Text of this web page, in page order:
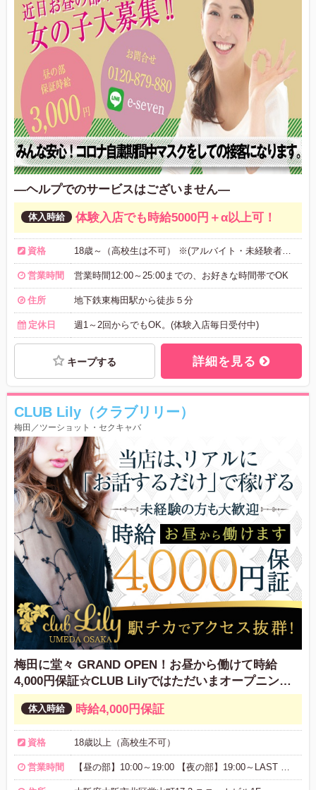
―ヘルプでのサービスはございません―
体験入店でも時給5000円＋α以上可！
資格
営業時間 営業時間12:00～25:00までの、お好きな時間帯でOK
住所 地下鉄東梅田駅から徒歩５分
定休日 週1～2回からでもOK。(体験入店毎日受付中)
キープする 詳細を見る
CLUB Lily（クラブリリー）
梅田／ツーショット・セクキャバ
梅田に堂々 GRAND OPEN！お昼から働けて時給
4,000円保証☆CLUB Lilyではただいまオープニング
キャストを募集中です！！
時給4,000円保証
資格 18歳以上（高校生不可）
営業時間